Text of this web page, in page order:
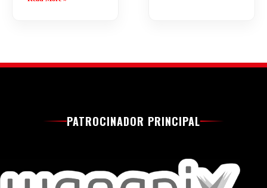
PATROCINADOR PRINCIPAL